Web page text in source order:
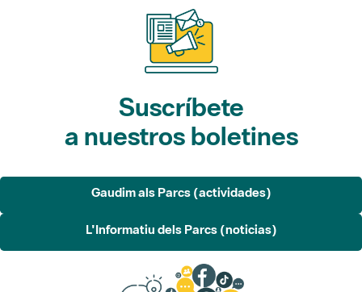
Suscríbete
a nuestros boletines
Gaudim als Parcs (actividades)
L'Informatiu dels Parcs (noticias)